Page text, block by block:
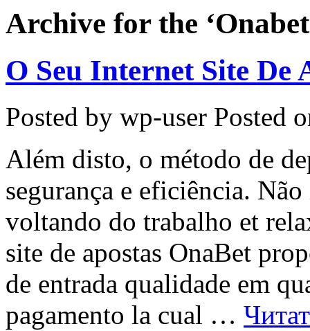
Archive for the
O Seu Internet Site De
Posted by wp-user Posted
Além disto, o método de
segurança e eficiência.
voltando do trabalho et
site de apostas OnaBet
de entrada qualidade em
pagamento la cual …